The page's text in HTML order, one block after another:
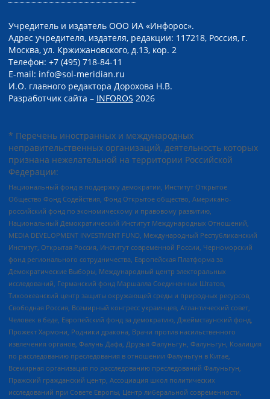
Учредитель и издатель ООО ИА «Инфорос».
Адрес учредителя, издателя, редакции: 117218, Россия, г.
Москва, ул. Кржижановского, д.13, кор. 2
Телефон: +7 (495) 718-84-11
E-mail: info@sol-meridian.ru
И.О. главного редактора Дорохова Н.В.
Разработчик сайта – INFOROS 2026
* Перечень иностранных и международных
неправительственных организаций, деятельность которых
признана нежелательной на территории Российской
Федерации:
Национальный фонд в поддержку демократии, Институт Открытое
Общество Фонд Содействия, Фонд Открытое общество, Американо-
российский фонд по экономическому и правовому развитию,
Национальный Демократический Институт Международных Отношений,
MEDIA DEVELOPMENT INVESTMENT FUND, Международный Республиканский
Институт, Открытая Россия, Институт современной России, Черноморский
фонд регионального сотрудничества, Европейская Платформа за
Демократические Выборы, Международный центр электоральных
исследований, Германский фонд Маршалла Соединенных Штатов,
Тихоокеанский центр защиты окружающей среды и природных ресурсов,
Свободная Россия, Всемирный конгресс украинцев, Атлантический совет,
Человек в беде, Европейский фонд за демократию, Джеймстаунский фонд,
Прожект Хармони, Родники дракона, Врачи против насильственного
извлечения органов, Фалунь Дафа, Друзья Фалуньгун, Фалуньгун, Коалиция
по расследованию преследования в отношении Фалуньгун в Китае,
Всемирная организация по расследованию преследований Фалуньгун,
Пражский гражданский центр, Ассоциация школ политических
исследований при Совете Европы, Центр либеральной современности,